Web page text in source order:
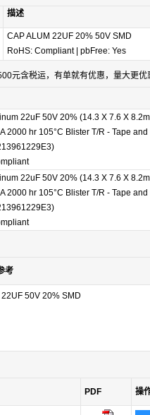
描述
CAP ALUM 22UF 20% 50V SMD
RoHS: Compliant pbFree: Yes
元含税运，有单就有优惠，量大更优
22uF 50V 20% (14.3 X 7.6 X
2000 hr 105°C Blister T/R - Tape and
22uF 50V 20% (14.3 X 7.6 X
2000 hr 105°C Blister T/R - Tape and
考
50V 20% SMD
PDF 操